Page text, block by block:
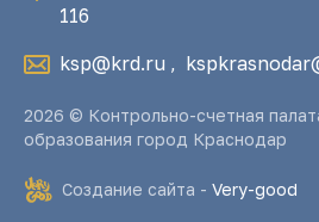
116
ksp@krd.ru ,
2026 © Контрольно-счетная
образования город Краснодар
Создание сайта - Very-good